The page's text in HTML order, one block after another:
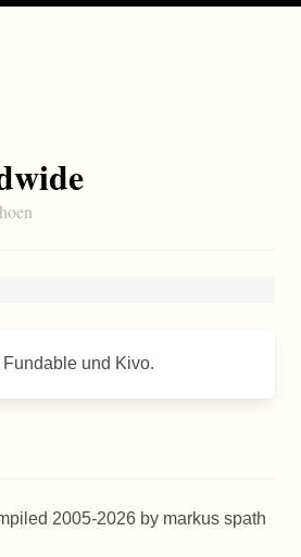
Fundable und Kivo.
2005-2026 by markus spath